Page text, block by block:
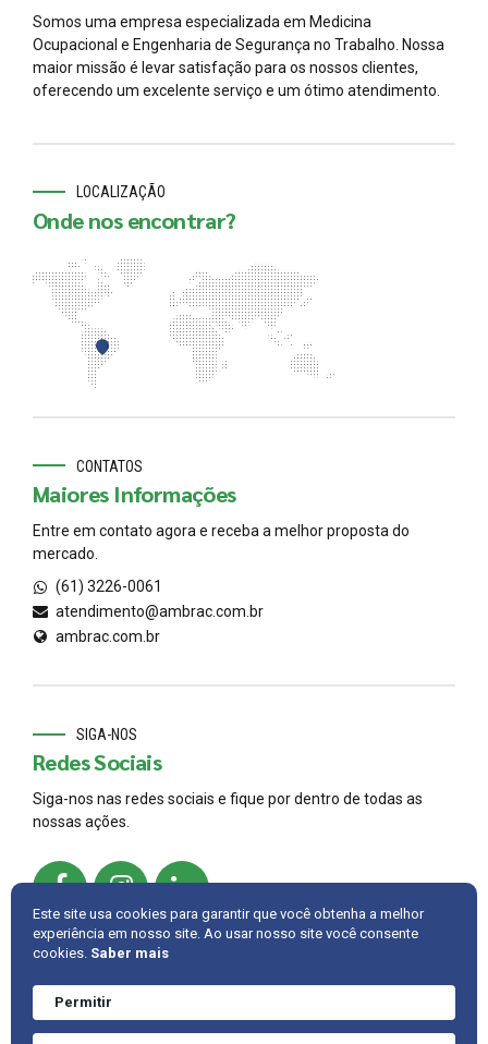
Somos uma empresa especializada em Medicina
Ocupacional e Engenharia de Segurança no Trabalho. Nossa
maior missão é levar satisfação para os nossos clientes,
oferecendo um excelente serviço e um ótimo atendimento.
LOCALIZAÇÃO
Onde nos encontrar?
CONTATOS
Maiores Informações
Entre em contato agora e receba a melhor proposta do
mercado.
(61) 3226-0061
atendimento@ambrac.com.br
ambrac.com.br
SIGA-NOS
Redes Sociais
Siga-nos nas redes sociais e fique por dentro de todas as
nossas ações.
Este site usa cookies para garantir que você obtenha a melhor
experiência em nosso site. Ao usar nosso site você consente
cookies. Saber mais
Permitir
Precisa de ajuda?
Converve agora